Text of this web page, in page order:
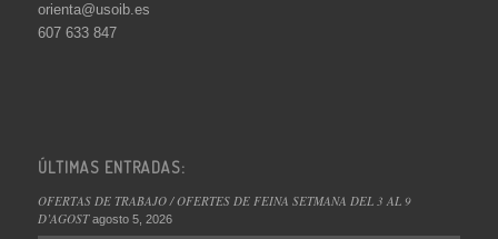
orienta@usoib.es
607 633 847
ÚLTIMAS ENTRADAS:
OFERTAS DE TRABAJO / OFERTES DE FEINA SETMANA DEL 3 AL 9
D’AGOST agosto 5, 2026